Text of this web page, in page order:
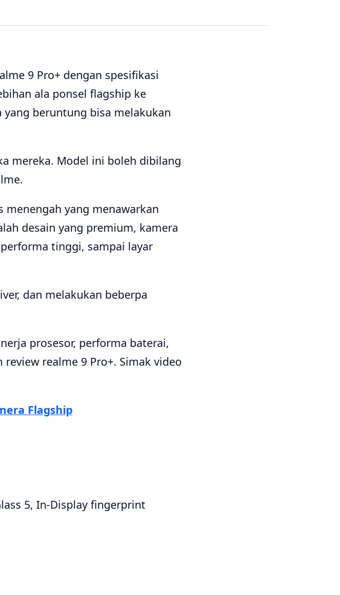
9 Pro+ dengan spesifikasi
ala ponsel flagship ke
beruntung bisa melakukan
mereka. Model ini boleh dibilang
menengah yang menawarkan
desain yang premium, kamera
tinggi, sampai layar
dan melakukan beberpa
prosesor, performa baterai,
realme 9 Pro+. Simak video
Flagship
5, In-Display fingerprint